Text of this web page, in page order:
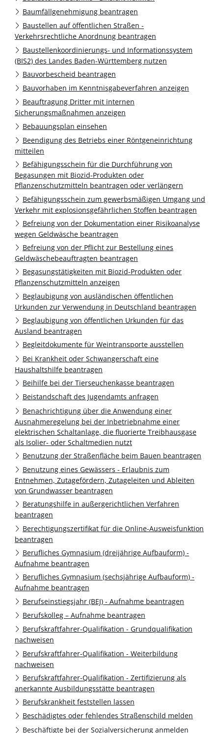
Baumfällgenehmigung beantragen
Baustellen auf öffentlichen Straßen -
Verkehrsrechtliche Anordnung beantragen
Baustellenkoordinierungs- und Informationssystem
(BIS2) des Landes Baden-Württemberg nutzen
Bauvorbescheid beantragen
Bauvorhaben im Kenntnisgabeverfahren anzeigen
Beauftragung Dritter mit internen
Sicherungsmaßnahmen anzeigen
Bebauungsplan einsehen
Beendigung des Betriebs einer Röntgeneinrichtung
mitteilen
Befähigungsschein für die Durchführung von
Begasungen mit Biozid-Produkten oder
Pflanzenschutzmitteln beantragen oder verlängern
Befähigungsschein zum gewerbsmäßigen Umgang und
Verkehr mit explosionsgefährlichen Stoffen beantragen
Befreiung von der Dokumentation einer Risikoanalyse
wegen Geldwäsche beantragen
Befreiung von der Pflicht zur Bestellung eines
Geldwäschebeauftragten beantragen
Begasungstätigkeiten mit Biozid-Produkten oder
Pflanzenschutzmitteln anzeigen
Beglaubigung von ausländischen öffentlichen
Urkunden zur Verwendung in Deutschland beantragen
Beglaubigung von öffentlichen Urkunden für das
Ausland beantragen
Begleitdokumente für Weintransporte ausstellen
Bei Krankheit oder Schwangerschaft eine
Haushaltshilfe beantragen
Beihilfe bei der Tierseuchenkasse beantragen
Beistandschaft des Jugendamts anfragen
Benachrichtigung über die Anwendung einer
Ausnahmeregelung bei der Inbetriebnahme einer
elektrischen Schaltanlage, die fluorierte Treibhausgase
als Isolier- oder Schaltmedien nutzt
Benutzung der Straßenfläche beim Bauen beantragen
Benutzung eines Gewässers - Erlaubnis zum
Entnehmen, Zutagefördern, Zutageleiten und Ableiten
von Grundwasser beantragen
Beratungshilfe in außergerichtlichen Verfahren
beantragen
Berechtigungszertifikat für die Online-Ausweisfunktion
beantragen
Berufliches Gymnasium (dreijährige Aufbauform) -
Aufnahme beantragen
Berufliches Gymnasium (sechsjährige Aufbauform) -
Aufnahme beantragen
Berufseinstiegsjahr (BEJ) - Aufnahme beantragen
Berufskolleg – Aufnahme beantragen
Berufskraftfahrer-Qualifikation - Grundqualifikation
nachweisen
Berufskraftfahrer-Qualifikation - Weiterbildung
nachweisen
Berufskraftfahrer-Qualifikation - Zertifizierung als
anerkannte Ausbildungsstätte beantragen
Berufskrankheit feststellen lassen
Beschädigtes oder fehlendes Straßenschild melden
Beschäftigte bei der Sozialversicherung anmelden